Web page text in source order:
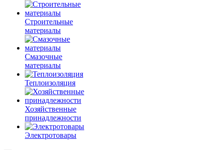
Строительные
материалы
Смазочные
материалы
Теплоизоляция
Хозяйственные
принадлежности
Электротовары